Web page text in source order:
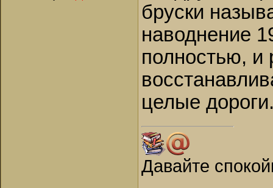
бруски
наводнение
полностью,
целые
Давайте